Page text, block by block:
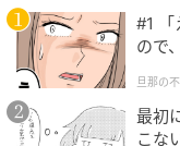
#1 「
ので
クチ
旦那の
最初
こな